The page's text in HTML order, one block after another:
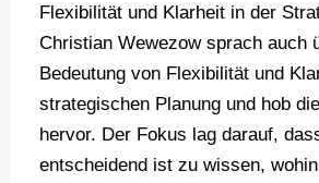
Flexibilität und Klarheit in der
Christian Wewezow sprach auch
Bedeutung von Flexibilität und
strategischen Planung und hob
hervor. Der Fokus lag darauf,
entscheidend ist zu wissen,